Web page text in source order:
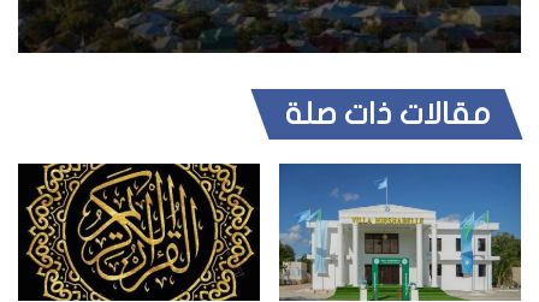
مقالات ذات صلة